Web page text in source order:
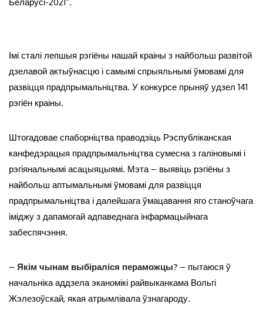
Беларусі-2021”.
Імі сталі лепшыя рэгіёны нашай краіны з найбольш развітой
дзелавой актыўнасцю і самымі спрыяльнымі ўмовамі для
развіцця прадпрымальніцтва. У конкурсе прыняў удзел 141
рэгіён краіны.
Штогадовае спаборніцтва праводзіць Рэспубліканская
канфедэрацыя прадпрымальніцтва сумесна з галіновымі і
рэгіянальнымі асацыяцыямі. Мэта – выявіць рэгіёны з
найбольш аптымальнымі ўмовамі для развіцця
прадпрымальніцтва і далейшага ўмацавання яго станоўчага
іміджу з дапамогай адпаведнага інфармацыйнага
забеспячэння.
– Якім чынам выбіраліся пераможцы? – пытаюся ў
начальніка аддзела эканомікі райвыканкама Вольгі
Жэлезоўскай, якая атрымлівала ўзнагароду.